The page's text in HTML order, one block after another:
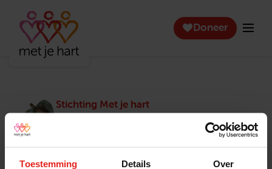
Toestemming Details Over
Doneer
Stichting Met je hart
Stichting Met je hart laat ouderen die zich
eenzaam voelen weer genieten en inspireert
winnaar van het Appeltje van Oranje.